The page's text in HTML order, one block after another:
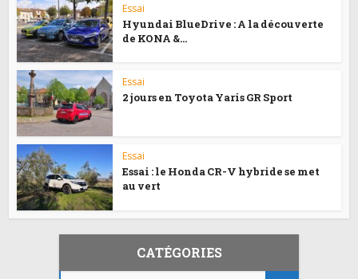
Essai
Hyundai BlueDrive : A la découverte
de KONA &...
Essai
2 jours en Toyota Yaris GR Sport
Essai
Essai : le Honda CR-V hybride se met
au vert
CATÉGORIES